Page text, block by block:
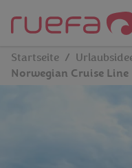
Zum Hauptinhalt springen
Startseite
Norwegian Cruise Line